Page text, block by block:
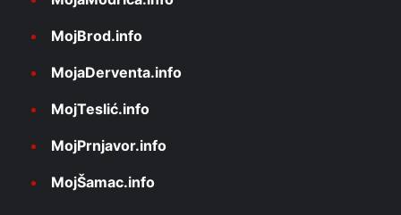
MojBrod.info
MojaDerventa.info
MojTeslić.info
MojPrnjavor.info
MojŠamac.info